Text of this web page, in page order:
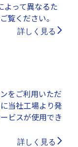
よって異なるた
覧ください。
詳しく見る
をご利用いただ
当社工場より発
ビスが使用でき
詳しく見る